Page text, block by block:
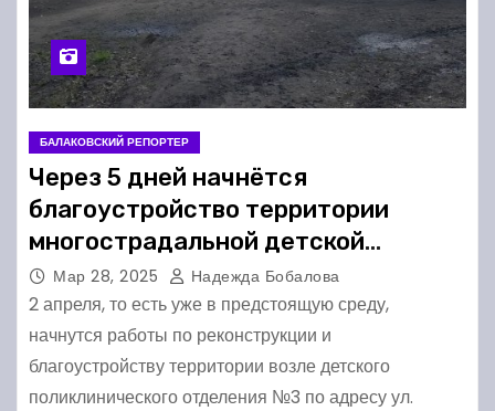
БАЛАКОВСКИЙ РЕПОРТЕР
Через 5 дней начнётся
благоустройство территории
многострадальной детской
поликлиники в Балакове
Мар 28, 2025 Надежда Бобалова
2 апреля, то есть уже в предстоящую среду,
начнутся работы по реконструкции и
благоустройству территории возле детского
поликлинического отделения №3 по адресу ул.